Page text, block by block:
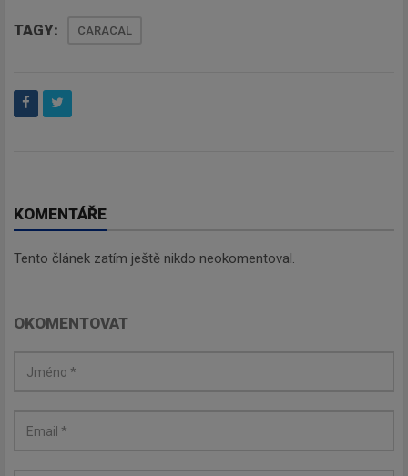
TAGY: CARACAL
KOMENTÁŘE
Tento článek zatím ještě nikdo neokomentoval.
OKOMENTOVAT